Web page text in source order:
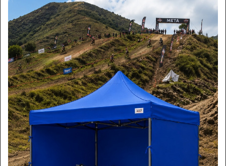
KIT PARA EMPRENDEDORES
home/catálogo de productos